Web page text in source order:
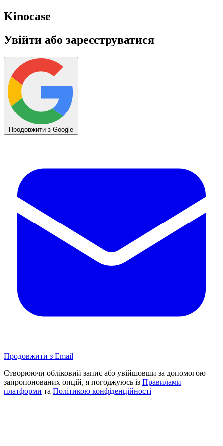
Kinocase
Увійти або зареєструватися
Продовжити з Google
Продовжити з Email
Створюючи обліковий запис або увійшовши за допомогою
запропонованих опцій, я погоджуюсь із Правилами
платформи та Політикою конфіденційності